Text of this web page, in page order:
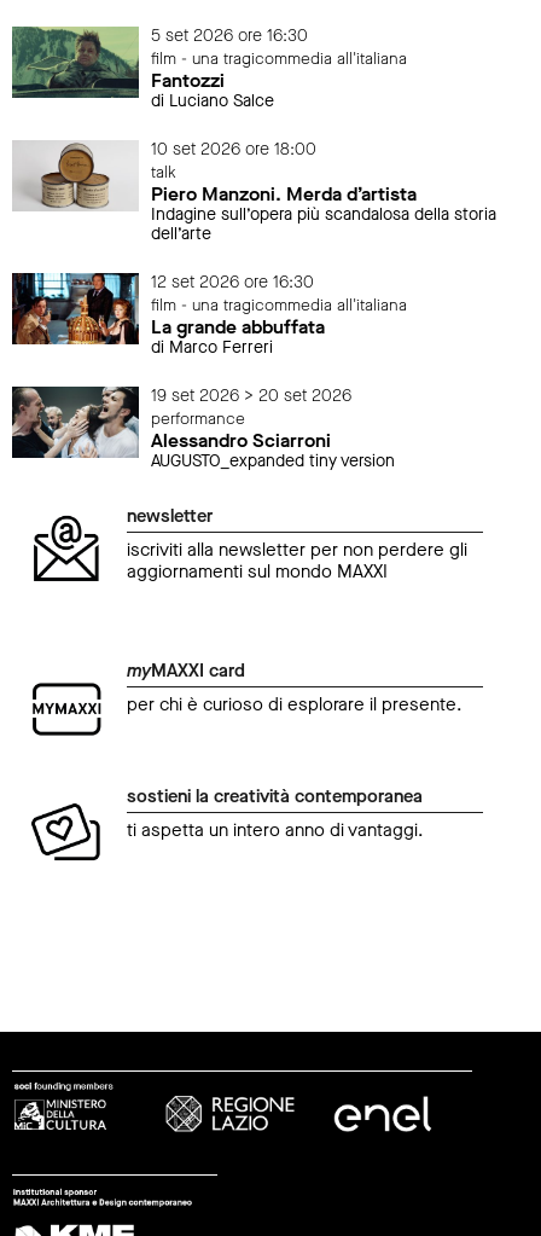
5 set 2026 ore 16:30
film - una tragicommedia all'italiana
Fantozzi
di Luciano Salce
10 set 2026 ore 18:00
talk
Piero Manzoni. Merda d’artista
Indagine sull’opera più scandalosa della storia
dell’arte
12 set 2026 ore 16:30
film - una tragicommedia all'italiana
La grande abbuffata
di Marco Ferreri
19 set 2026 > 20 set 2026
performance
Alessandro Sciarroni
AUGUSTO_expanded tiny version
newsletter
iscriviti alla newsletter per non perdere gli
aggiornamenti sul mondo MAXXI
myMAXXI card
per chi è curioso di esplorare il presente.
sostieni la creatività contemporanea
ti aspetta un intero anno di vantaggi.